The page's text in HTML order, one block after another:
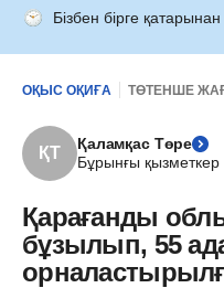
Бізбен бірге қатарынан
ОҚЫС ОҚИҒА ТӨТЕНШЕ
ҚТ
Қаламқас Төре
Бұрынғы қызметкер
Қарағанды
бұзылып, 55